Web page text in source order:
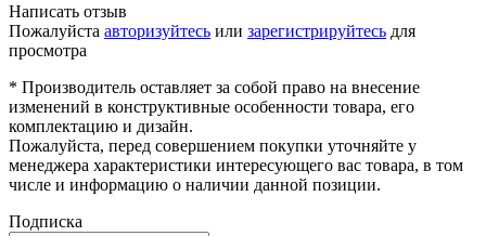
Написать отзыв
Пожалуйста авторизуйтесь или зарегистрируйтесь для
просмотра
* Производитель оставляет за собой право на внесение
изменений в конструктивные особенности товара, его
комплектацию и дизайн.
Пожалуйста, перед совершением покупки уточняйте у
менеджера характеристики интересующего вас товара, в том
числе и информацию о наличии данной позиции.
Подписка